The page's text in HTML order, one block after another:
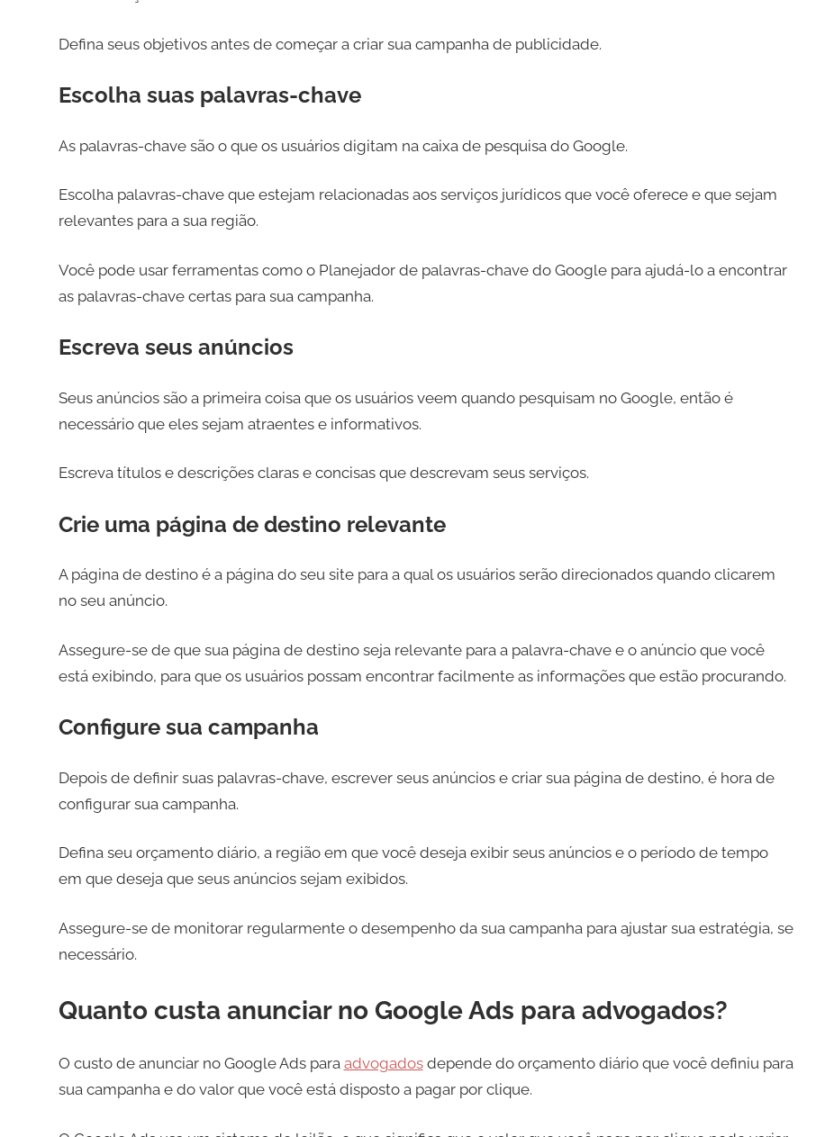
Defina seus objetivos antes de começar a criar sua campanha de publicidade.
Escolha suas palavras-chave
As palavras-chave são o que os usuários digitam na caixa de pesquisa do Google.
Escolha palavras-chave que estejam relacionadas aos serviços jurídicos que você oferece e que sejam
relevantes para a sua região.
Você pode usar ferramentas como o Planejador de palavras-chave do Google para ajudá-lo a encontrar
as palavras-chave certas para sua campanha.
Escreva seus anúncios
Seus anúncios são a primeira coisa que os usuários veem quando pesquisam no Google, então é
necessário que eles sejam atraentes e informativos.
Escreva títulos e descrições claras e concisas que descrevam seus serviços.
Crie uma página de destino relevante
A página de destino é a página do seu site para a qual os usuários serão direcionados quando clicarem
no seu anúncio.
Assegure-se de que sua página de destino seja relevante para a palavra-chave e o anúncio que você
está exibindo, para que os usuários possam encontrar facilmente as informações que estão procurando.
Configure sua campanha
Depois de definir suas palavras-chave, escrever seus anúncios e criar sua página de destino, é hora de
configurar sua campanha.
Defina seu orçamento diário, a região em que você deseja exibir seus anúncios e o período de tempo
em que deseja que seus anúncios sejam exibidos.
Assegure-se de monitorar regularmente o desempenho da sua campanha para ajustar sua estratégia, se
necessário.
Quanto custa anunciar no Google Ads para advogados?
O custo de anunciar no Google Ads para advogadosdepende do orçamento diário que você definiu para
sua campanha e do valor que você está disposto a pagar por clique.